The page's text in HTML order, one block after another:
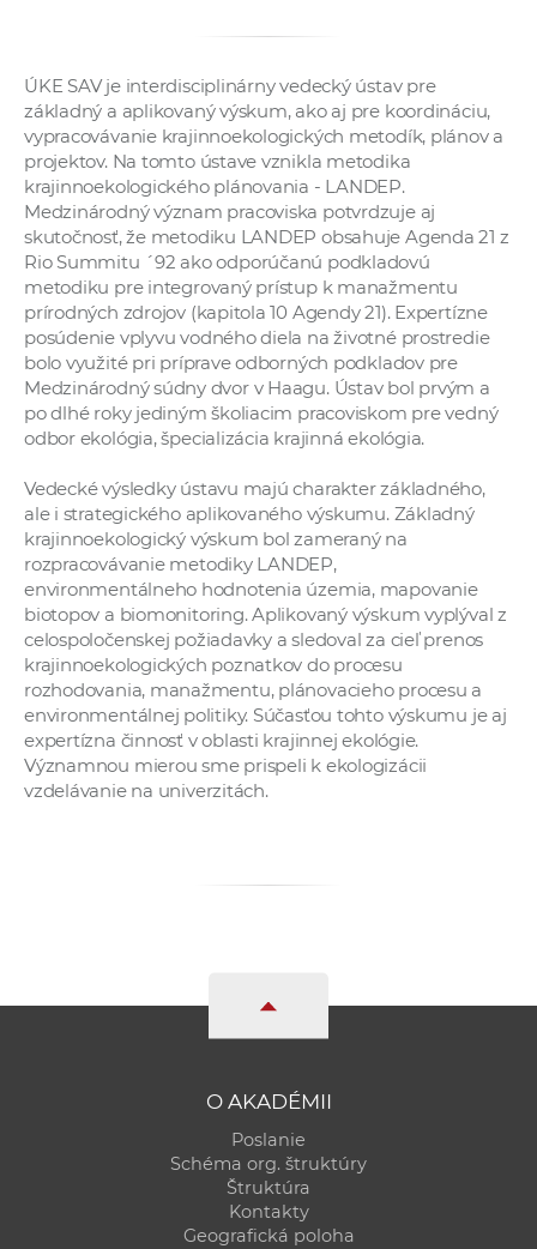
ÚKE SAV je interdisciplinárny vedecký ústav pre
základný a aplikovaný výskum, ako aj pre koordináciu,
vypracovávanie krajinnoekologických metodík, plánov a
projektov. Na tomto ústave vznikla metodika
krajinnoekologického plánovania - LANDEP.
Medzinárodný význam pracoviska potvrdzuje aj
skutočnosť, že metodiku LANDEP obsahuje Agenda 21 z
Rio Summitu ´92 ako odporúčanú podkladovú
metodiku pre integrovaný prístup k manažmentu
prírodných zdrojov (kapitola 10 Agendy 21). Expertízne
posúdenie vplyvu vodného diela na životné prostredie
bolo využité pri príprave odborných podkladov pre
Medzinárodný súdny dvor v Haagu. Ústav bol prvým a
po dlhé roky jediným školiacim pracoviskom pre vedný
odbor ekológia, špecializácia krajinná ekológia.
Vedecké výsledky ústavu majú charakter základného,
ale i strategického aplikovaného výskumu. Základný
krajinnoekologický výskum bol zameraný na
rozpracovávanie metodiky LANDEP,
environmentálneho hodnotenia územia, mapovanie
biotopov a biomonitoring. Aplikovaný výskum vyplýval z
celospoločenskej požiadavky a sledoval za cieľ prenos
krajinnoekologických poznatkov do procesu
rozhodovania, manažmentu, plánovacieho procesu a
environmentálnej politiky. Súčasťou tohto výskumu je aj
expertízna činnosť v oblasti krajinnej ekológie.
Významnou mierou sme prispeli k ekologizácii
vzdelávanie na univerzitách.
O AKADÉMII
Poslanie
Schéma org. štruktúry
Štruktúra
Kontakty
Geografická poloha